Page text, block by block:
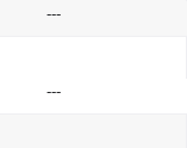
---
---